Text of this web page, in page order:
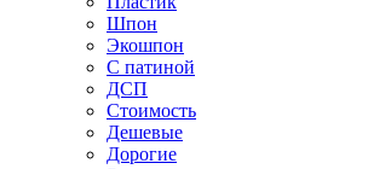
Шпон
Экошпон
С патиной
ДСП
Стоимость
Дешевые
Дорогие